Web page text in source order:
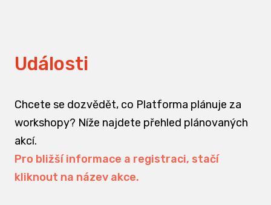
Události
Chcete se dozvědět, co Platforma plánuje za
workshopy? Níže najdete přehled plánovaných
akcí.
Pro bližší informace a registraci, stačí
kliknout na název akce.